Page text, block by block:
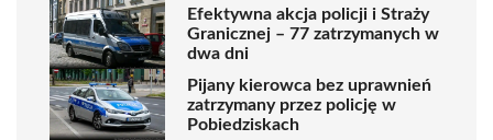
Efektywna akcja policji i Straży
Granicznej – 77 zatrzymanych w
dwa dni
Pijany kierowca bez uprawnień
zatrzymany przez policję w
Pobiedziskach